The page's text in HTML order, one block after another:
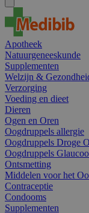
Apotheek
Natuurgeneeskunde
Supplementen
Welzijn &
Verzorging
Voeding en dieet
Dieren
Ogen en Oren
Oogdruppels allergie
Oogdruppels Droge
Oogdruppels
Ontsmetting
Middelen voor het
Contraceptie
Condooms
Supplementen